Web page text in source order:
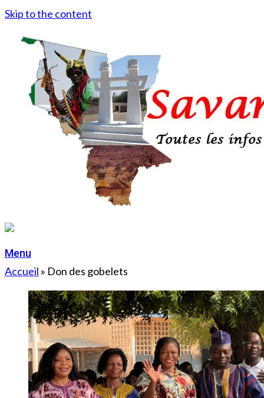
Skip to the content
Menu
Accueil » Don des gobelets